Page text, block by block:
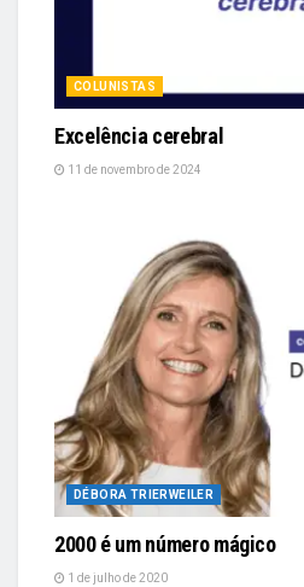
COLUNISTAS
Excelência cerebral
11 de novembro de 2024
DÉBORA TRIERWEILER
2000 é um número mágico
1 de julho de 2020